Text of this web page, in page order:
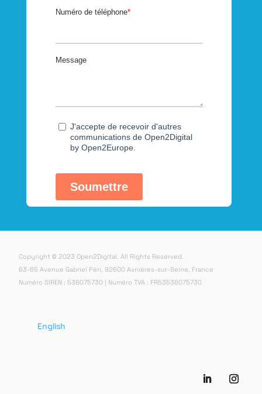
Copyright © 2023 Open2Digital. All Rights Reserved.
63-65 Avenue Gabriel Péri, 92600 Asnières-sur-Seine, France
Numéro SIREN : 538075730 | Numéro TVA : FR53538075730
English